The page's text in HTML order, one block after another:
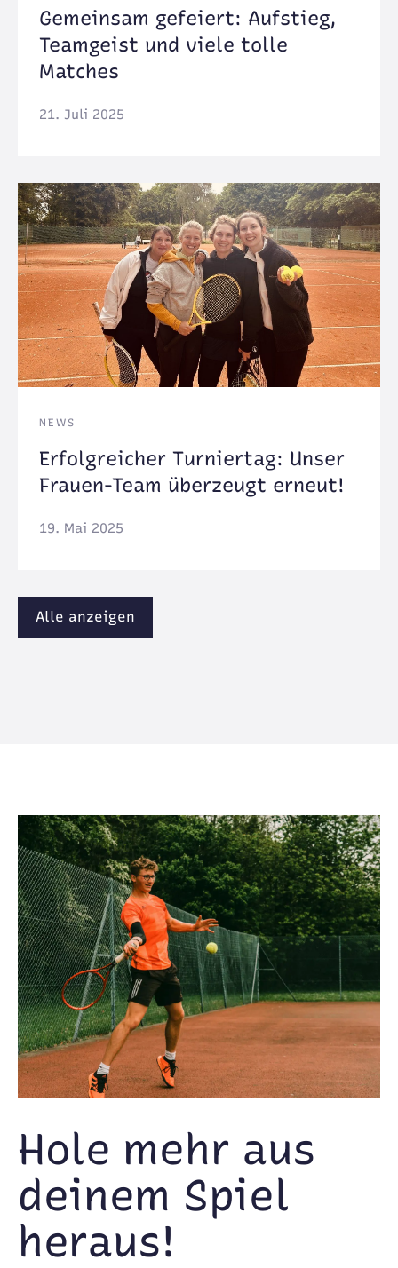
Gemeinsam gefeiert: Aufstieg,
Teamgeist und viele tolle
Matches
21. Juli 2025
NEWS
Erfolgreicher Turniertag: Unser
Frauen-Team überzeugt erneut!
19. Mai 2025
Alle anzeigen
Hole mehr aus
deinem Spiel
heraus!